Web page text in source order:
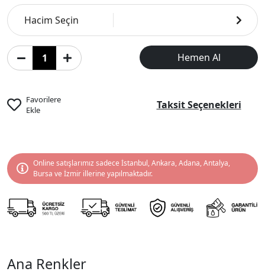
Hacim Seçin
Hemen Al
Favorilere
Ekle
Taksit Seçenekleri
Online satışlarımız sadece İstanbul, Ankara, Adana, Antalya,
Bursa ve İzmir illerine yapılmaktadır.
Ana Renkler